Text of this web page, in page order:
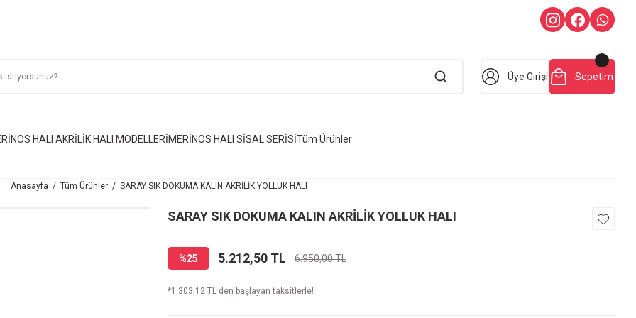
Üye Girişi Sepetim
HALI AKRİLİK HALI MODELLERİMERİNOS HALI SİSAL SERİSİTüm Ürünler
Anasayfa Tüm Ürünler SARAY SIK DOKUMA KALIN AKRİLİK YOLLUK HALI
SARAY SIK DOKUMA KALIN AKRİLİK YOLLUK HALI
%25 5.212,50 TL 6.950,00 TL
*1.303,12 TL den başlayan taksitlerle!